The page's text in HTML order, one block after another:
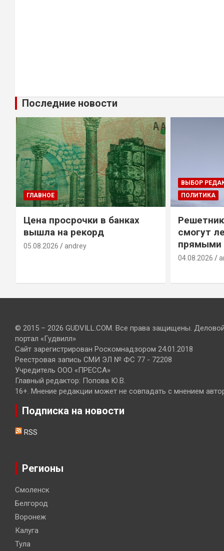
Последние новости
ГЛАВНОЕ
Цена просрочки в банках
вышла на рекорд
05.08.2026 andrey
ВЫБОР
ПОЛИТИКА
смогут
прямыми
04.08.2026
© 2015 – 2026 GUDVILL.COM. Все права защищены.
портал «Гудвилл»
Сайт зарегистрирован Роскомнадзором 24.01.2018
Реестровая запись СМИ ЭЛ № ФС 77 - 72208
Учредитель ООО «ПРЕССА»
Главный редактор: Попова Ю.В.
16+. Мнение редакции может не совпадать с мнением
Подписка на новости
RSS
Регионы
Смоленск
Белгород
Воронеж
Калуга
Тула